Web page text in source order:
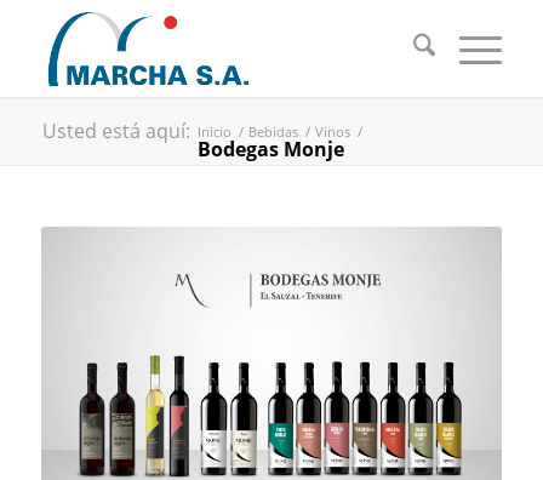
Usted está aquí: Inicio / Bebidas / Vinos /
Bodegas Monje